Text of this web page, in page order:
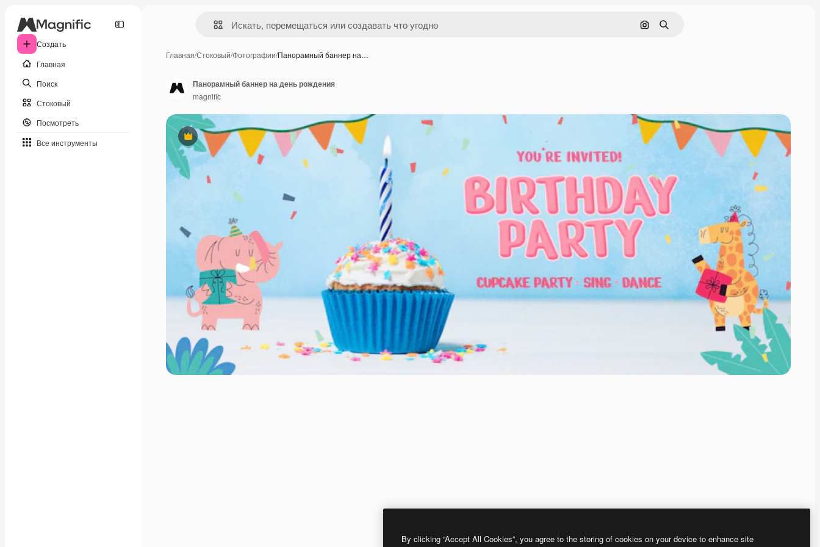
Создать
Главная
Поиск
Стоковый
Посмотреть
Все инструменты
Поиск по изображению
Поиск
Главная/Стоковый/Фотографии/Панорамный баннер на…
Премиум
Панорамный баннер на день рождения
magnific
By clicking “Accept All Cookies”, you agree to the storing of cookies on your device to enhance site